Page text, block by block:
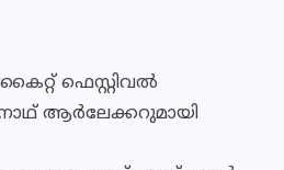
ഫെസ്റ്റിവല്‍
ആര്‍ലേക്കറുമായി